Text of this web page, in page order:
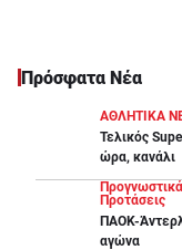
Πρόσφατα Νέα
ΑΘΛΗΤΙΚΑ
Τελικός
ώρα, κανάλι
Προτάσεις
ΠΑΟΚ-
αγώνα